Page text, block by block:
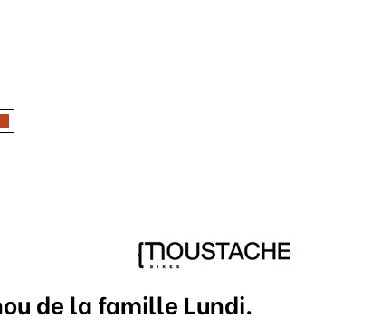
de la famille Lundi.